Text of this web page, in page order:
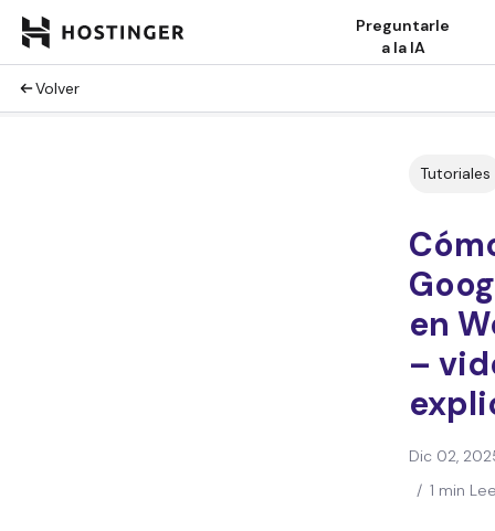
Preguntarle
a la IA
Volver
Tutoriales
en
–
Dic 02,
/ 1 min